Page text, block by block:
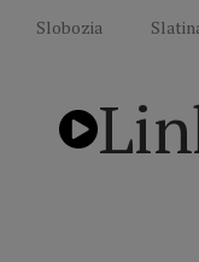
Slobozia